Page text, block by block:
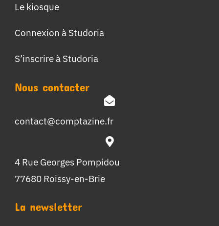
Le kiosque
Connexion à Studoria
S’inscrire à Studoria
Nous contacter
contact@comptazine.fr
4 Rue Georges Pompidou
77680 Roissy-en-Brie
La newsletter